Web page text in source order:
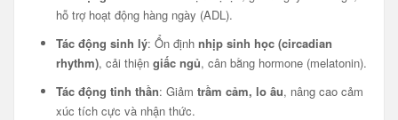
hỗ trợ hoạt động hàng ngày (ADL).
Tác động sinh lý: Ổn địnhnhịp sinh học (circadian
rhythm), cải thiệngiấc ngủ, cân bằng hormone (melatonin).
Tác động tinh thần: Giảmtrầm cảm, lo âu, nâng cao cảm
xúc tích cực và nhận thức.